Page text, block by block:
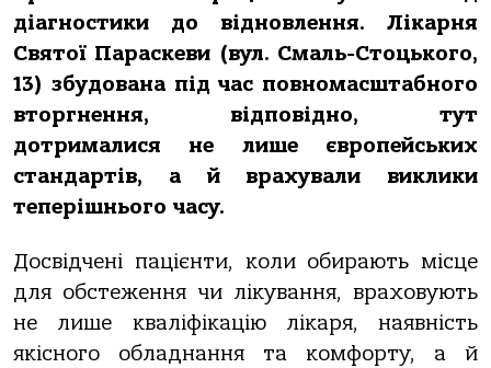
діагностики до відновлення. Лікарня
Святої Параскеви (вул. Смаль-Стоцького,
13) збудована під час повномасштабного
вторгнення, відповідно, тут
дотрималися не лише європейських
стандартів, а й врахували виклики
теперішнього часу.
Досвідчені пацієнти, коли обирають місце
для обстеження чи лікування, враховують
не лише кваліфікацію лікаря, наявність
якісного обладнання та комфорту, а й